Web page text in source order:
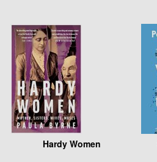
Hardy Women